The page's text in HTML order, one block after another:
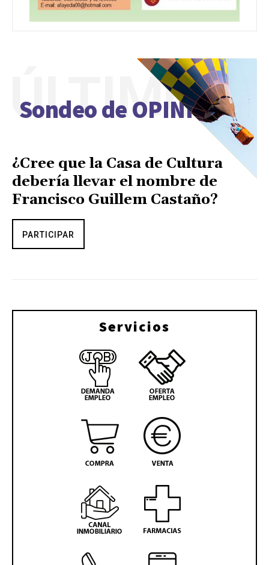
Sondeo de OPINIÓN
ÚLTIMO
¿Cree que la Casa de Cultura
debería llevar el nombre de
Francisco Guillem Castaño?
PARTICIPAR
Servicios